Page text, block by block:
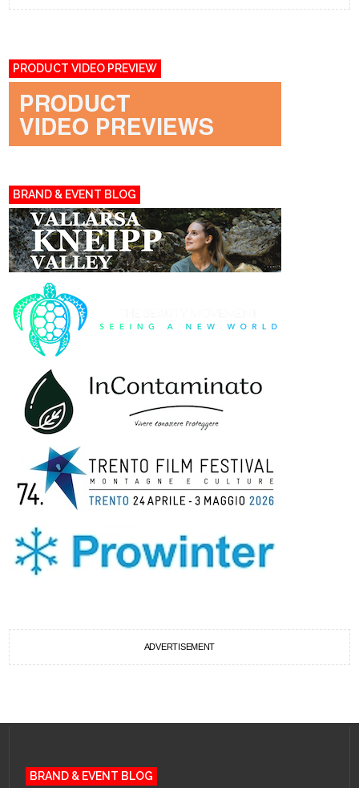
PRODUCT VIDEO PREVIEW
BRAND & EVENT BLOG
ADVERTISEMENT
BRAND & EVENT BLOG